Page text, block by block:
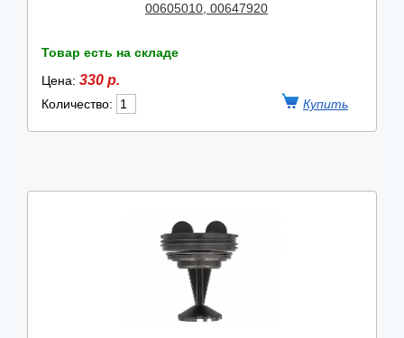
00605010, 00647920
Товар есть на складе
Цена: 330 р.
Количество: